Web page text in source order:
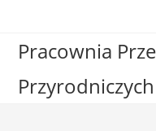
contentPracownia